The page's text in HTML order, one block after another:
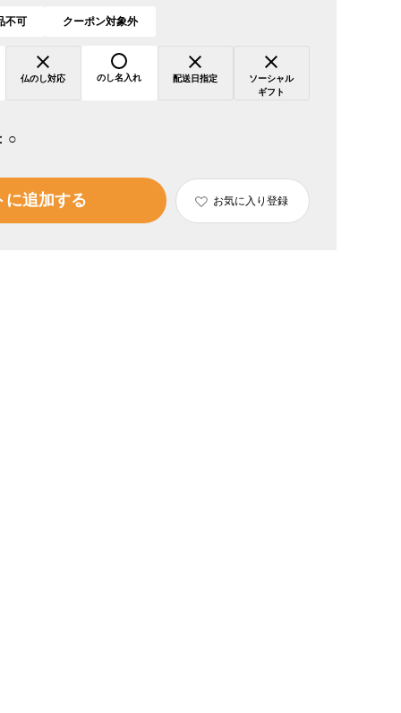
不可 クーポン対象外
仏のし対応 のし名入れ 配送日指定
ソーシャル
ギフト
○
に追加する お気に入り登録